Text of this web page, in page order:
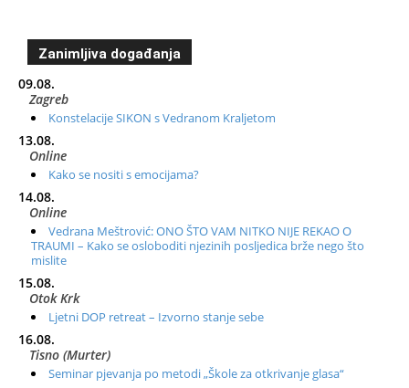
Zanimljiva događanja
09.08.
Zagreb
Konstelacije SIKON s Vedranom Kraljetom
13.08.
Online
Kako se nositi s emocijama?
14.08.
Online
Vedrana Meštrović: ONO ŠTO VAM NITKO NIJE REKAO O
TRAUMI – Kako se osloboditi njezinih posljedica brže nego što
mislite
15.08.
Otok Krk
Ljetni DOP retreat – Izvorno stanje sebe
16.08.
Tisno (Murter)
Seminar pjevanja po metodi „Škole za otkrivanje glasa“